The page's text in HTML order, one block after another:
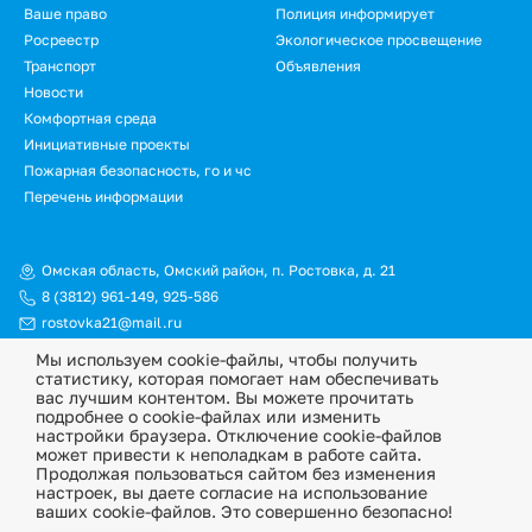
Ваше право
Полиция информирует
Росреестр
Экологическое просвещение
Транспорт
Объявления
Новости
Омская область, Омский район, п. Ростовка, д. 21
8 (3812) 961-149, 925-586
rostovka21@mail.ru
Подвал.
Дополнительное
меню
Комфортная среда
Инициативные проекты
Пожарная безопасность, го и чс
Перечень информации
© Официальный сайт Ростовкинского сельского поселения
Омского муниципального района Омской области, 2026
Политика конфиденциальности
Информационная ответственность
Мы используем cookie-файлы, чтобы получить
статистику, которая помогает нам обеспечивать
вас лучшим контентом. Вы можете прочитать
подробнее о cookie-файлах или изменить
настройки браузера. Отключение cookie-файлов
может привести к неполадкам в работе сайта.
Продолжая пользоваться сайтом без изменения
настроек, вы даете согласие на использование
ваших cookie-файлов. Это совершенно безопасно!